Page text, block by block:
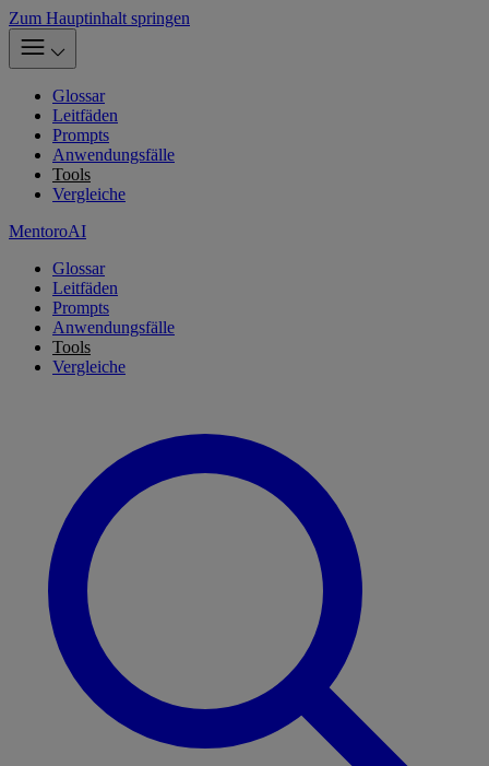
Zum Hauptinhalt springen
Glossar
Leitfäden
Prompts
Anwendungsfälle
Tools
Vergleiche
MentoroAI
Glossar
Leitfäden
Prompts
Anwendungsfälle
Tools
Vergleiche